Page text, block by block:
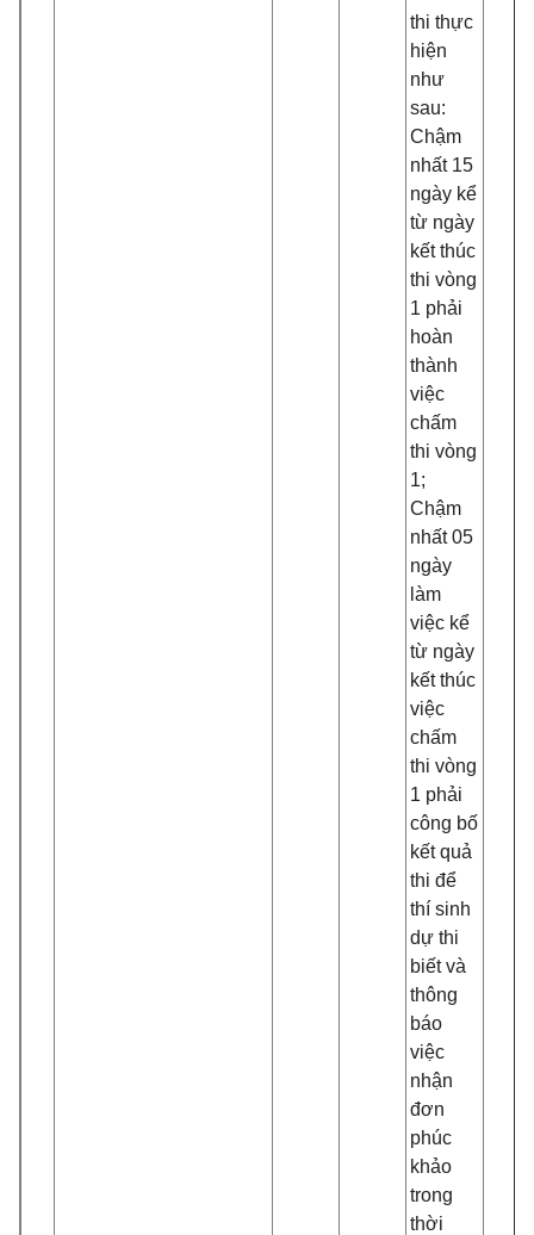
thi thực
hiện
như
sau:
Chậm
nhất 15
ngày kể
từ ngày
kết thúc
thi vòng
1 phải
hoàn
thành
việc
chấm
thi vòng
1;
Chậm
nhất 05
ngày
làm
việc kể
từ ngày
kết thúc
việc
chấm
thi vòng
1 phải
công bố
kết quả
thi để
thí sinh
dự thi
biết và
thông
báo
việc
nhận
đơn
phúc
khảo
trong
thời